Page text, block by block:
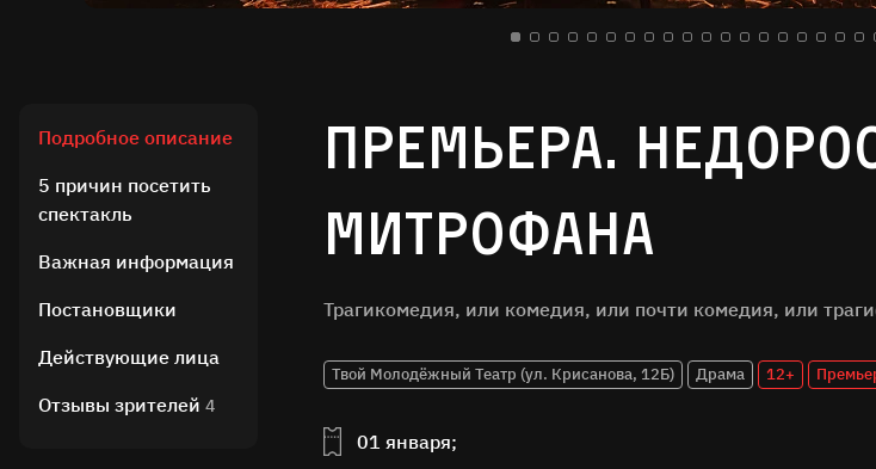
Подробное описание
5 причин посетить
спектакль
Важная информация
Постановщики
Действующие лица
Отзывы зрителей 4
Премьера.
Митрофана
Трагикомедия, или комедия, или почти комедия, или
Твой Молодёжный Театр (ул. Крисанова, 12Б) Драма 12+
01 января;